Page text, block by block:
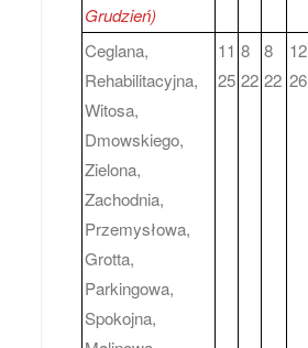
Grudzień)
Ceglana,
Rehabilitacyjna,
Witosa,
Dmowskiego,
Zielona,
Zachodnia,
Przemysłowa,
Grotta,
Parkingowa,
Spokojna,
11
25
8
22
8
22
12
26